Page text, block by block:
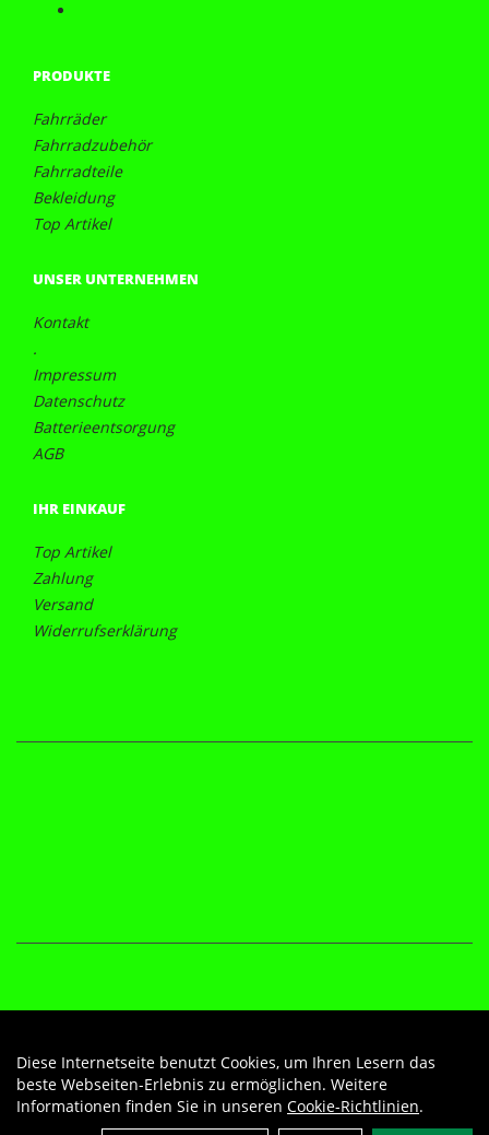
PRODUKTE
Fahrräder
Fahrradzubehör
Fahrradteile
Bekleidung
Top Artikel
UNSER UNTERNEHMEN
Kontakt
.
Impressum
Datenschutz
Batterieentsorgung
AGB
IHR EINKAUF
Top Artikel
Zahlung
Versand
Widerrufserklärung
Diese Internetseite benutzt Cookies, um Ihren Lesern das
beste Webseiten-Erlebnis zu ermöglichen. Weitere
Informationen finden Sie in unseren Cookie-Richtlinien.
Auftrag widerrufen